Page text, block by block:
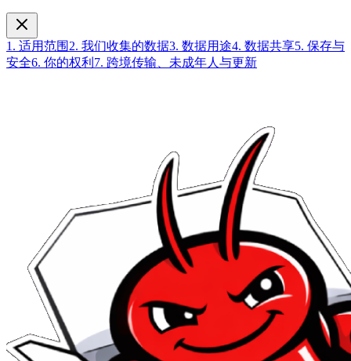
1. 适用范围 2. 我们收集的数据3. 数据用途4. 数据共享5. 保存与
安全6. 你的权利 7. 跨境传输、未成年人与更新